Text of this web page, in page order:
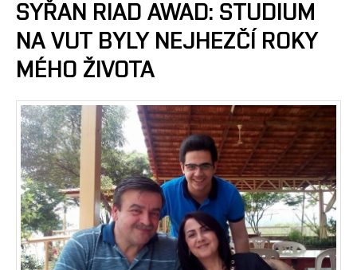
SYŘAN RIAD AWAD: STUDIUM
NA VUT BYLY NEJHEZČÍ ROKY
MÉHO ŽIVOTA